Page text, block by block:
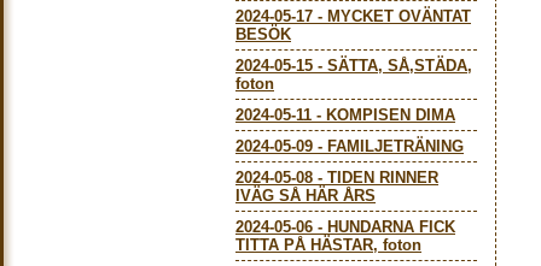
2024-05-17 - MYCKET OVÄNTAT
BESÖK
2024-05-15 - SÄTTA, SÅ,STÄDA,
foton
2024-05-11 - KOMPISEN DIMA
2024-05-09 - FAMILJETRÄNING
2024-05-08 - TIDEN RINNER
IVÄG SÅ HÄR ÅRS
2024-05-06 - HUNDARNA FICK
TITTA PÅ HÄSTAR, foton